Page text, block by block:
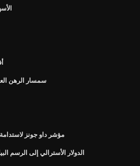
سمسار الرهن
2020 مؤشر داو جونز
الدولار الأسترالي إلى الرسم